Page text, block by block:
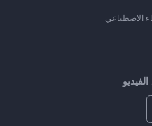
الاصطناعي